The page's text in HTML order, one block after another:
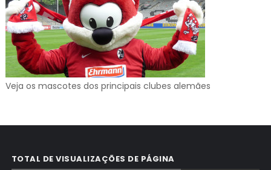
Veja os mascotes dos principais clubes alemães
TOTAL DE VISUALIZAÇÕES DE PÁGINA